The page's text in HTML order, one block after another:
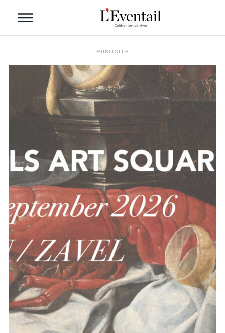
PUBLICITÉ